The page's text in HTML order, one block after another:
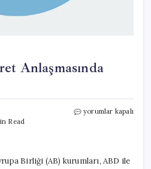
Anlaşmasında
Read
AB
Uzlaşı
yorumlar kapalı
Birliği (AB) kurumları, ABD ile